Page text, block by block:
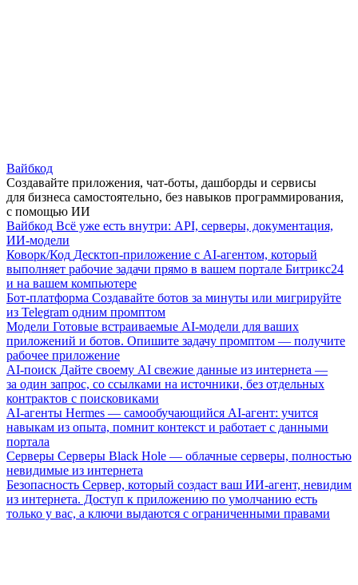
Вайбкод
Создавайте приложения, чат-боты, дашборды и сервисы
для бизнеса самостоятельно, без навыков программирования,
с помощью ИИ
Вайбкод Всё уже есть внутри: API, серверы, документация,
ИИ-модели
Коворк/Код Десктоп-приложение с AI-агентом, который
выполняет рабочие задачи прямо в вашем портале Битрикс24
и на вашем компьютере
Бот-платформа Создавайте ботов за минуты или мигрируйте
из Telegram одним промптом
Модели Готовые встраиваемые AI-модели для ваших
приложений и ботов. Опишите задачу промптом — получите
рабочее приложение
AI-поиск Дайте своему AI свежие данные из интернета —
за один запрос, со ссылками на источники, без отдельных
контрактов с поисковиками
AI-агенты Hermes — самообучающийся AI-агент: учится
навыкам из опыта, помнит контекст и работает с данными
портала
Серверы Серверы Black Hole — облачные серверы, полностью
невидимые из интернета
Безопасность Сервер, который создаст ваш ИИ-агент, невидим
из интернета. Доступ к приложению по умолчанию есть
только у вас, а ключи выдаются с ограниченными правами